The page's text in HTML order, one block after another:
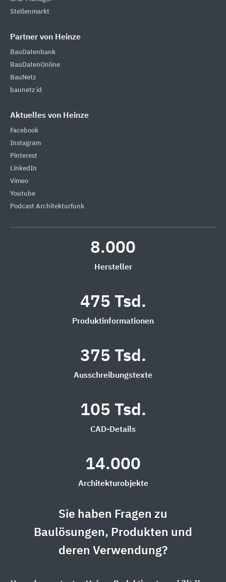
Stellenmarkt
Partner von Heinze
BauDatenbank
BauDatenOnline
BauNetz
baunetz id
Aktuelles von Heinze
Facebook
Instagram
Pinterest
LinkedIn
Vimeo
Youtube
Podcast Architekturfunk
8.000
Hersteller
475 Tsd.
Produktinformationen
375 Tsd.
Ausschreibungstexte
105 Tsd.
CAD-Details
14.000
Architekturobjekte
Sie haben Fragen zu
Baulösungen, Produkten und
deren Verwendung?